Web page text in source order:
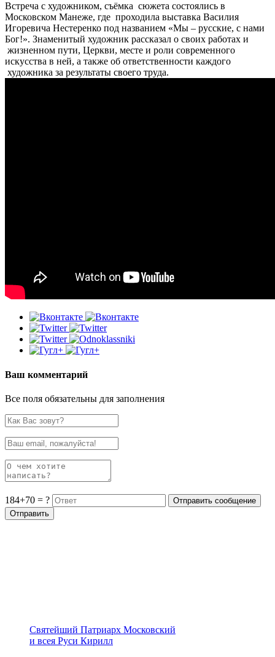
Встреча с художником, съёмка сюжета состоялись в
Московском Манеже, где проходила выставка Василия
Игоревича Нестеренко под названием «Мы – русские, с нами
Бог!». Знаменитый художник рассказал о своих работах и
жизненном пути, Церкви, месте и роли современного
искусства в ней, а также об ответственности каждого
художника за результаты своего труда.
Ваш комментарий
Все поля обязательны для заполнения
184+70 = ?
Святейший Патриарх Московский
и всея Руси Кирилл